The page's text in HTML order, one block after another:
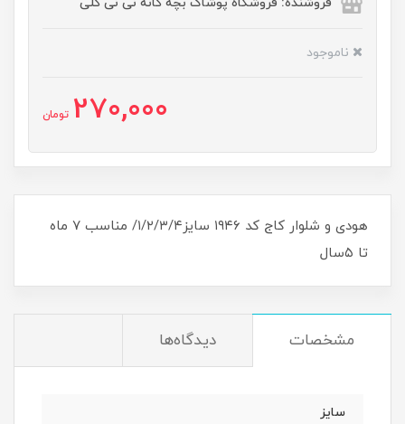
فروشنده: فروشگاه پوشاک بچه گانه نی نی گلی
ناموجود
270,000 تومان
هودی و شلوار کاج کد ۱۹۴۶ سایز۱/۲/۳/۴/ مناسب ۷ ماه
تا ۵سال
مشخصات دیدگاه‌ها
سایز